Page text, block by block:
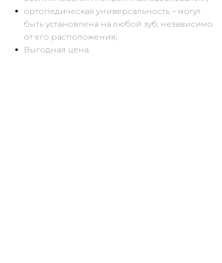
ортопедическая универсальность – могут
быть установлена на любой зуб, независимо
от его расположения;
Выгодная цена.